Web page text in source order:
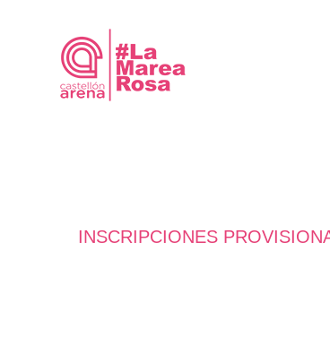
contenido
INSCRIPCIONES